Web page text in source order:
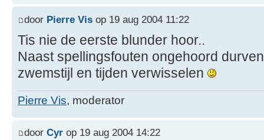
door Pierre Vis op 19 aug 2004 11:22
Tis nie de eerste blunder hoor..
Naast spellingsfouten ongehoord
zwemstijl en tijden verwisselen
Pierre Vis, moderator
door Cyr op 19 aug 2004 14:22